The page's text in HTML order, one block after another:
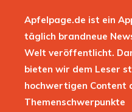
Apfelpage.de ist ein
täglich brandneue
Welt veröffentlicht.
bieten wir dem Leser
hochwertigen Content
Themenschwerpunkte